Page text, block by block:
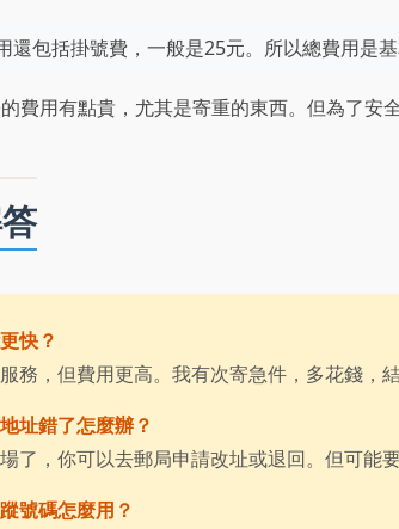
還包括掛號費，一般是25元。所以總費用是基
費用有點貴，尤其是寄重的東西。但為了安全
快？
務，但費用更高。我有次寄急件，多花錢，
址錯了怎麼辦？
了，你可以去郵局申請改址或退回。但可能要
號碼怎麼用？